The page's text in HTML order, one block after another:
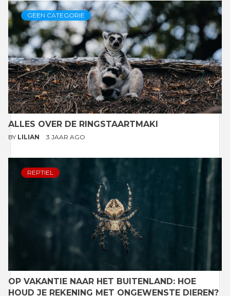
GEEN CATEGORIE
ALLES OVER DE RINGSTAARTMAKI
BY LILIAN 3 JAAR AGO
REPTIEL
OP VAKANTIE NAAR HET BUITENLAND: HOE
HOUD JE REKENING MET ONGEWENSTE DIEREN?